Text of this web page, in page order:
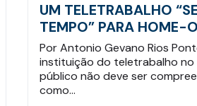
UM TELETRABALHO
TEMPO” PARA HOME-
Por Antonio Gevano Rios
instituição do teletrabalho no
público não deve ser
como…